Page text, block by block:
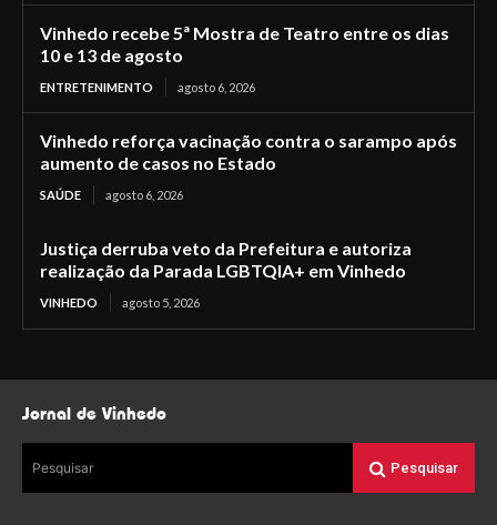
Vinhedo recebe 5ª Mostra de Teatro entre os dias
10 e 13 de agosto
ENTRETENIMENTO agosto 6, 2026
Vinhedo reforça vacinação contra o sarampo após
aumento de casos no Estado
SAÚDE agosto 6, 2026
Justiça derruba veto da Prefeitura e autoriza
realização da Parada LGBTQIA+ em Vinhedo
VINHEDO agosto 5, 2026
Jornal de Vinhedo
Pesquisar Pesquisar